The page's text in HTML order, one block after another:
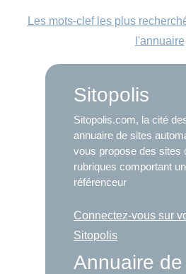
Les mots-clef les plus
l'annuaire
Sitopolis
Sitopolis.com, la cité
annuaire de sites
vous propose des sites
rubriques comportant
référenceur
Connectez-vous sur
Sitopolis
Annuaire